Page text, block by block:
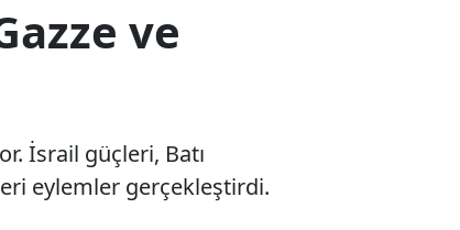
ve
İsrail güçleri, Batı
eylemler gerçekleştirdi.